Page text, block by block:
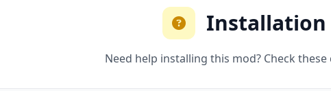
Installation
Need help installing this mod? Check